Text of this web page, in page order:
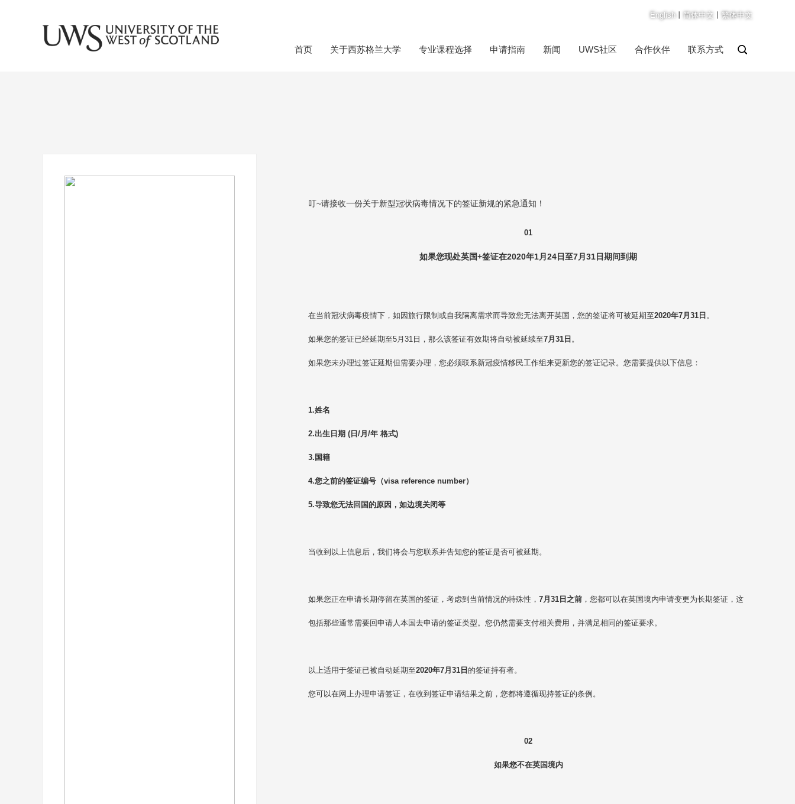
English 简体中文 繁体中文
首页 关于西苏格兰大学 专业课程选择 申请指南 新闻 UWS社区 合作伙伴 联系方式
叮~请接收一份关于新型冠状病毒情况下的签证新规的紧急通知！
01
如果您现处英国+签证在2020年1月24日至7月31日期间到期
在当前冠状病毒疫情下，如因旅行限制或自我隔离需求而导致您无法离开英国，您的签证将可被延期至2020年7月31日 。
如果您的签证已经延期至5月31日，那么该签证有效期将自动被延续至7月31日 。
如果您未办理过签证延期但需要办理，您必须联系新冠疫情移民工作组来更新您的签证记录。您需要提供以下信息：
1.姓名
2.出生日期 (日/月/年 格式)
3.国籍
4.您之前的签证编号（visa reference number）
5.导致您无法回国的原因，如边境关闭等
当收到以上信息后，我们将会与您联系并告知您的签证是否可被延期。
如果您正在申请长期停留在英国的签证，考虑到当前情况的特殊性， 7月31日之前，您都可以在英国境内申请变更为长期签证，这
包括那些通常需要回申请人本国去申请的签证类型。您仍然需要支付相关费用，并满足相同的签证要求。
以上适用于签证已被自动延期至2020年7月31日的签证持有者。
您可以在网上办理申请签证，在收到签证申请结果之前，您都将遵循现持签证的条例。
02
如果您不在英国境内